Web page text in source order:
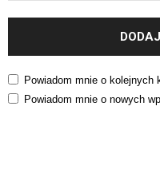
Powiadom mnie o kolejnych
Powiadom mnie o nowych